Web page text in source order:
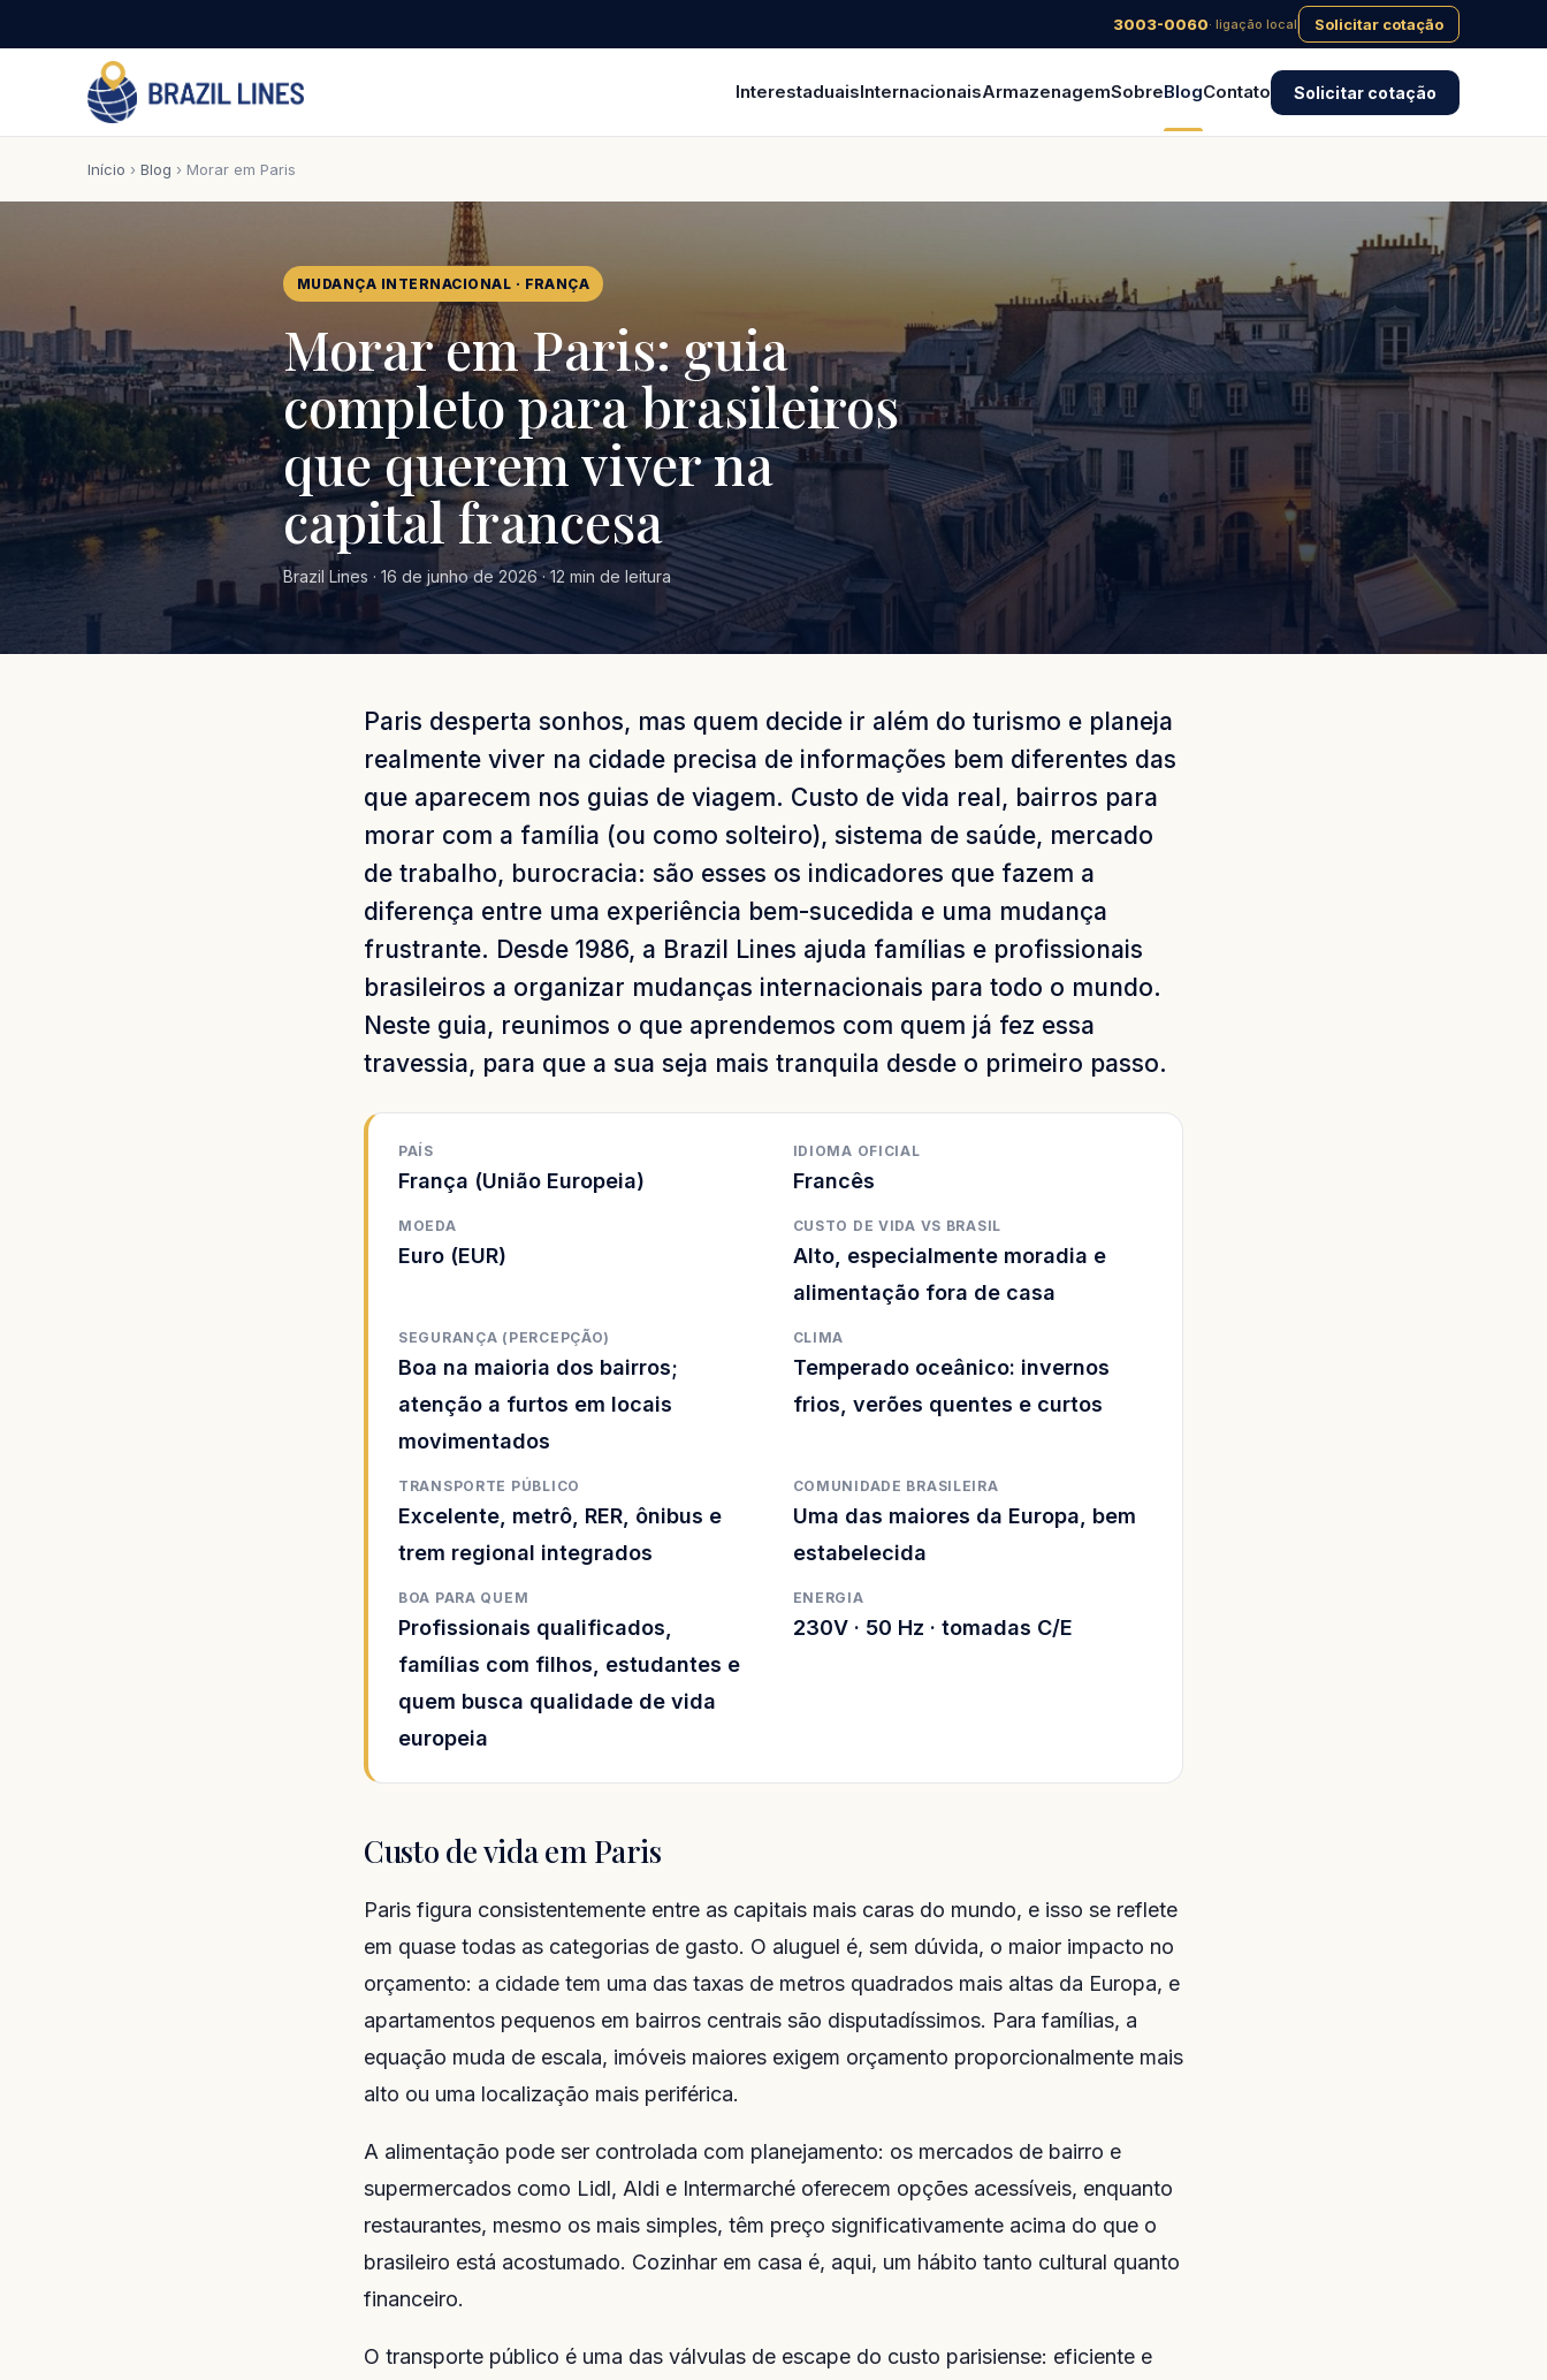
3003-0060· ligação local Solicitar cotação
InterestaduaisInternacionaisArmazenagemSobreBlogContato Solicitar cotação
Início › Blog › Morar em Paris
MUDANÇA INTERNACIONAL · FRANÇA
Morar em Paris: guia
completo para brasileiros
que querem viver na
capital francesa
Brazil Lines · 16 de junho de 2026 · 12 min de leitura
Paris desperta sonhos, mas quem decide ir além do turismo e planeja
realmente viver na cidade precisa de informações bem diferentes das
que aparecem nos guias de viagem. Custo de vida real, bairros para
morar com a família (ou como solteiro), sistema de saúde, mercado
de trabalho, burocracia: são esses os indicadores que fazem a
diferença entre uma experiência bem-sucedida e uma mudança
frustrante. Desde 1986, a Brazil Lines ajuda famílias e profissionais
brasileiros a organizar mudanças internacionais para todo o mundo.
Neste guia, reunimos o que aprendemos com quem já fez essa
travessia, para que a sua seja mais tranquila desde o primeiro passo.
PAÍS
França (União Europeia)
IDIOMA OFICIAL
Francês
MOEDA
Euro (EUR)
CUSTO DE VIDA VS BRASIL
Alto, especialmente moradia e
alimentação fora de casa
SEGURANÇA (PERCEPÇÃO)
Boa na maioria dos bairros;
atenção a furtos em locais
movimentados
CLIMA
Temperado oceânico: invernos
frios, verões quentes e curtos
TRANSPORTE PÚBLICO
Excelente, metrô, RER, ônibus e
trem regional integrados
COMUNIDADE BRASILEIRA
Uma das maiores da Europa, bem
estabelecida
BOA PARA QUEM
Profissionais qualificados,
famílias com filhos, estudantes e
quem busca qualidade de vida
europeia
ENERGIA
230V · 50 Hz · tomadas C/E
Custo de vida em Paris
Paris figura consistentemente entre as capitais mais caras do mundo, e isso se reflete
em quase todas as categorias de gasto. O aluguel é, sem dúvida, o maior impacto no
orçamento: a cidade tem uma das taxas de metros quadrados mais altas da Europa, e
apartamentos pequenos em bairros centrais são disputadíssimos. Para famílias, a
equação muda de escala, imóveis maiores exigem orçamento proporcionalmente mais
alto ou uma localização mais periférica.
A alimentação pode ser controlada com planejamento: os mercados de bairro e
supermercados como Lidl, Aldi e Intermarché oferecem opções acessíveis, enquanto
restaurantes, mesmo os mais simples, têm preço significativamente acima do que o
brasileiro está acostumado. Cozinhar em casa é, aqui, um hábito tanto cultural quanto
financeiro.
O transporte público é uma das válvulas de escape do custo parisiense: eficiente e